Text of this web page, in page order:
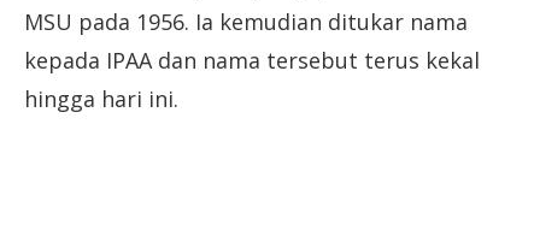
MSU pada 1956. Ia kemudian ditukar nama
kepada IPAA dan nama tersebut terus kekal
hingga hari ini.